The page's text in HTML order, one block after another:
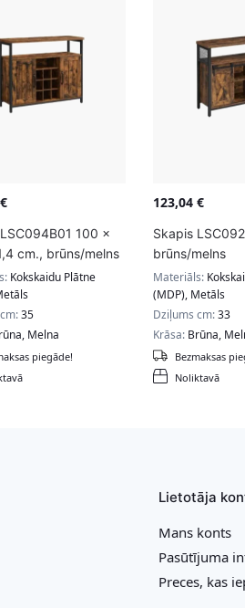
€
100 x
cm., brūns/melns
Kokskaidu Plātne
35
Melna
piegāde!
123,04€
Skapis
brūns/melns
Materiāls:
(MDP), Metāls
Dziļums cm:33
Krāsa: Brūna,
Noliktavā
Bezmaksas
Lietotāja
Mans konts
Pasūtījuma
Preces, kas